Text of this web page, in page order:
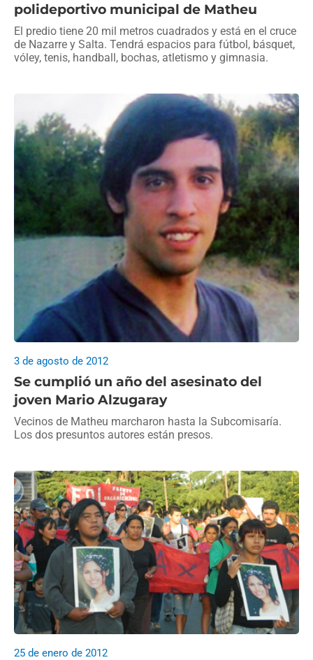
polideportivo municipal de Matheu
El predio tiene 20 mil metros cuadrados y está en el cruce
de Nazarre y Salta. Tendrá espacios para fútbol, básquet,
vóley, tenis, handball, bochas, atletismo y gimnasia.
Se cumplió un año del asesinato del
joven Mario Alzugaray
3 de agosto de 2012
Vecinos de Matheu marcharon hasta la Subcomisaría.
Los dos presuntos autores están presos.
25 de enero de 2012